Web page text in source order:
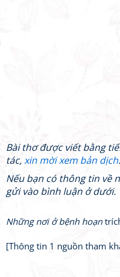
Bài thơ được viết bằng
tác,xin mời xem bản dịch.
Nếu bạn có thông tin về
gửi vào bình luận ở dưới.
Những nơi ở bệnh hoạn
[Thông tin 1 nguồn tham